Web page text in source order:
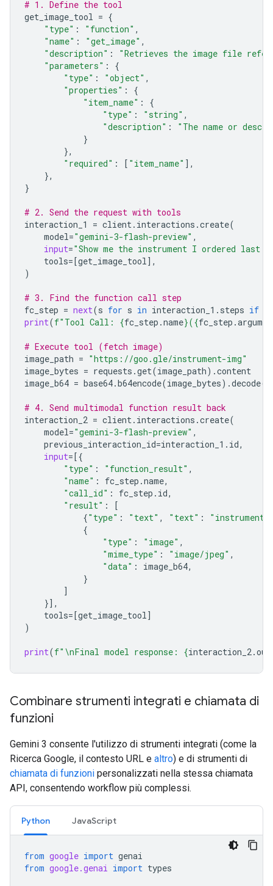
# 1. Define the tool
get_image_tool = {
"type" : "function" ,
"name" : "get_image" ,
"description" :
"Retrieves the image file
"parameters" :
{
"type" : "object" ,
"properties" :
{
"item_name" :
{
"type" : "string" ,
"description" :
"The name or
}
},
"required" : [ "item_name" ],
},
}
# 2. Send the request with tools
interaction_1
= client. interactions .create(
model="gemini-3-flash-preview" ,
input="Show me the instrument I ordered last
tools=[get_image_tool],
)
# 3. Find the function call step
fc_step = next(s for s in interaction_1 . steps if
print(f"Tool Call: {fc_step .name}({fc_step .
# Execute tool (fetch image)
image_path = "https://goo.gle/instrument-img"
image_bytes = requests .get(image_path) .content
image_b64 = base64.b64encode(image_bytes) .decode(
# 4. Send multimodal function result back
interaction_2 = client. interactions .create(
model="gemini-3-flash-preview" ,
previous_interaction_id=interaction_1 . id,
input=[{
"type" : "function_result" ,
"name" : fc_step .name,
"call_id" : fc_step . id,
"result" :
[
{"type" : "text" , "text" :
{
"type" : "image" ,
"mime_type" : "image/jpeg" ,
"data" : image_b64,
}
]
}],
tools=[get_image_tool]
)
print(f" \nFinal model response: {interaction_2.
Combinare strumenti integrati e chiamata di
funzioni
Gemini 3 consente l'utilizzo di strumenti integrati (come la
Ricerca Google, il contesto URL e altro) e di strumenti di
chiamata di funzioni personalizzati nella stessa chiamata
API, consentendo workflow più complessi.
Python JavaScript
from google import genai
from google.genai import types